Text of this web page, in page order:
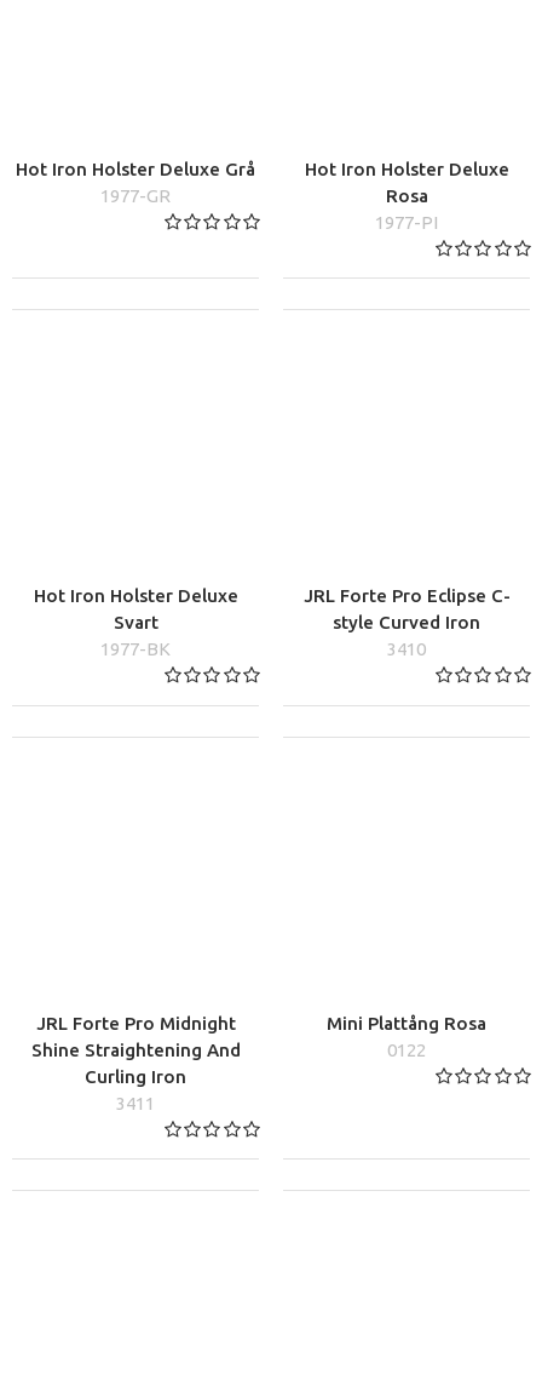
Hot Iron Holster Deluxe Grå
1977-GR
Hot Iron Holster Deluxe
Rosa
1977-PI
Hot Iron Holster Deluxe
Svart
1977-BK
JRL Forte Pro Eclipse C-
style Curved Iron
3410
JRL Forte Pro Midnight
Shine Straightening And
Curling Iron
3411
Mini Plattång Rosa
0122